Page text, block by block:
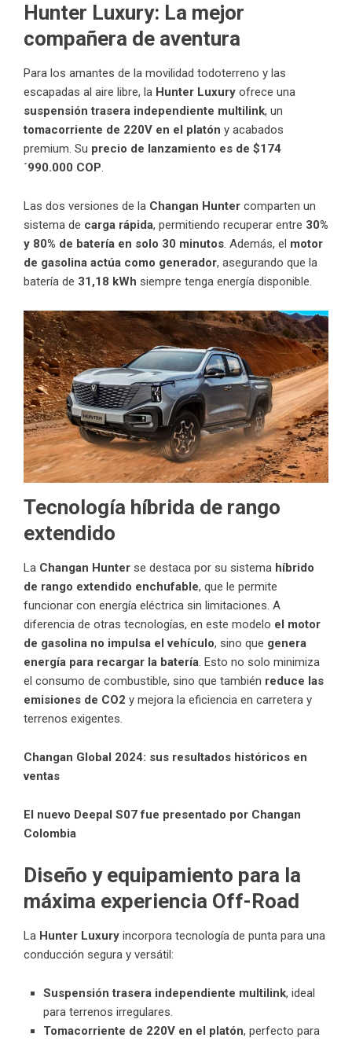
Hunter Luxury: La mejor
compañera de aventura
Para los amantes de la movilidad todoterreno y las
escapadas al aire libre, la Hunter Luxury ofrece una
suspensión trasera independiente multilink, un
tomacorriente de 220V en el platón y acabados
premium. Su precio de lanzamiento es de $174
´990.000 COP.
Las dos versiones de la Changan Hunter comparten un
sistema de carga rápida, permitiendo recuperar entre 30%
y 80% de batería en solo 30 minutos. Además, el motor
de gasolina actúa como generador, asegurando que la
batería de 31,18 kWh siempre tenga energía disponible.
Tecnología híbrida de rango
extendido
La Changan Hunter se destaca por su sistema híbrido
de rango extendido enchufable, que le permite
funcionar con energía eléctrica sin limitaciones. A
diferencia de otras tecnologías, en este modelo el motor
de gasolina no impulsa el vehículo, sino que genera
energía para recargar la batería . Esto no solo minimiza
el consumo de combustible, sino que también reduce las
emisiones de CO2 y mejora la eficiencia en carretera y
terrenos exigentes.
Changan Global 2024: sus resultados históricos en
ventas
El nuevo Deepal S07 fue presentado por Changan
Colombia
Diseño y equipamiento para la
máxima experiencia Off-Road
La Hunter Luxury incorpora tecnología de punta para una
conducción segura y versátil:
Suspensión trasera independiente multilink, ideal
para terrenos irregulares.
Tomacorriente de 220V en el platón, perfecto para